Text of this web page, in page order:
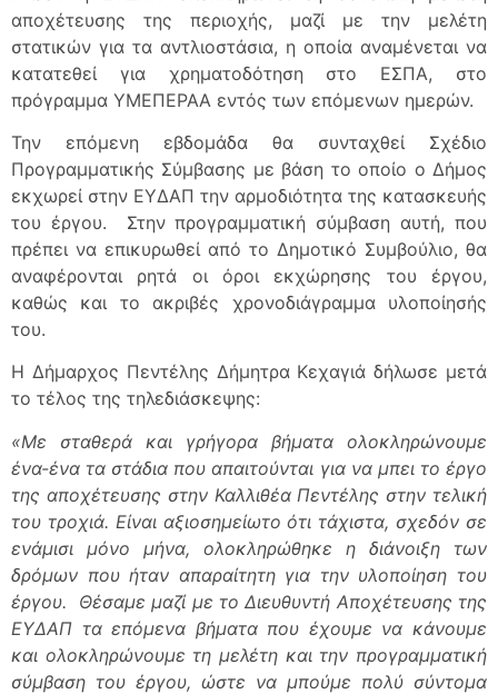
αποχέτευσης της περιοχής, μαζί με την μελέτη
στατικών για τα αντλιοστάσια, η οποία αναμένεται να
κατατεθεί για χρηματοδότηση στο ΕΣΠΑ, στο
πρόγραμμα ΥΜΕΠΕΡΑΑ εντός των επόμενων ημερών.
Την επόμενη εβδομάδα θα συνταχθεί Σχέδιο
Προγραμματικής Σύμβασης με βάση το οποίο ο Δήμος
εκχωρεί στην ΕΥΔΑΠ την αρμοδιότητα της κατασκευής
του έργου. Στην προγραμματική σύμβαση αυτή, που
πρέπει να επικυρωθεί από το Δημοτικό Συμβούλιο, θα
αναφέρονται ρητά οι όροι εκχώρησης του έργου,
καθώς και το ακριβές χρονοδιάγραμμα υλοποίησής
του.
Η Δήμαρχος Πεντέλης Δήμητρα Κεχαγιά δήλωσε μετά
το τέλος της τηλεδιάσκεψης:
«Με σταθερά και γρήγορα βήματα ολοκληρώνουμε
ένα-ένα τα στάδια που απαιτούνται για να μπει το έργο
της αποχέτευσης στην Καλλιθέα Πεντέλης στην τελική
του τροχιά. Είναι αξιοσημείωτο ότι τάχιστα, σχεδόν σε
ενάμισι μόνο μήνα, ολοκληρώθηκε η διάνοιξη των
δρόμων που ήταν απαραίτητη για την υλοποίηση του
έργου. Θέσαμε μαζί με το Διευθυντή Αποχέτευσης της
ΕΥΔΑΠ τα επόμενα βήματα που έχουμε να κάνουμε
και ολοκληρώνουμε τη μελέτη και την προγραμματική
σύμβαση του έργου, ώστε να μπούμε πολύ σύντομα